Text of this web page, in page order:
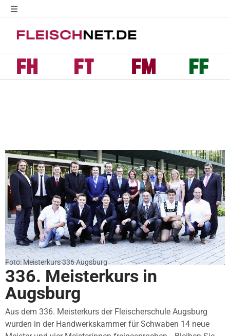
Foto: Meisterkurs 336 Augsburg
336. Meisterkurs in
Augsburg
Aus dem 336. Meisterkurs der Fleischerschule Augsburg
wurden in der Handwerkskammer für Schwaben 14 neue